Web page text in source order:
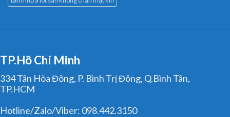
TP.Hồ Chí Minh
334 Tân Hòa Đông, P. Bình Trị Đông, Q.Bình Tân,
TP.HCM
Hotline/Zalo/Viber: 098.442.3150